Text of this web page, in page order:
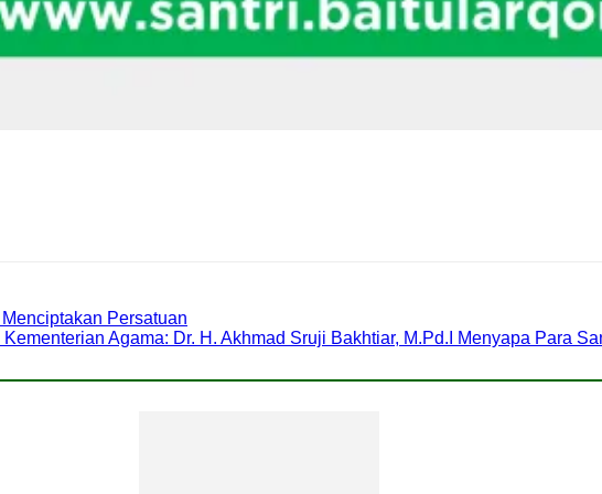
Persatuan
Agama: Dr. H. Akhmad Sruji Bakhtiar, M.Pd.I Menyapa Para